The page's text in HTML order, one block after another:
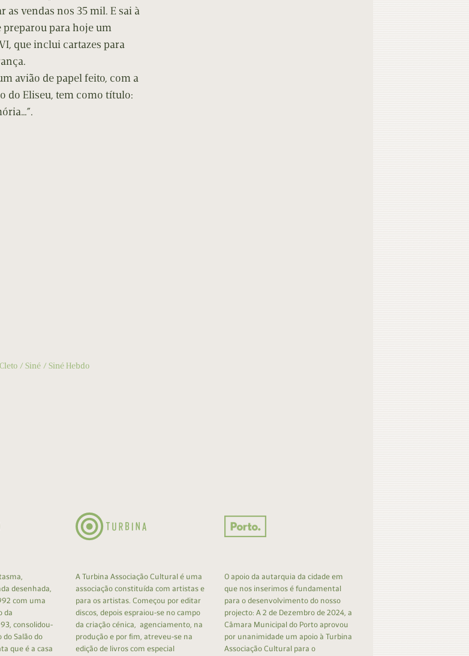
as vendas nos 35 mil. E sai à
preparou para hoje um
que inclui cartazes para
avião de papel feito, com a
do Eliseu, tem como título:
Siné Siné Hebdo
desenhada,
com uma
da
consolidou-
do Salão do
que é a casa
A Turbina Associação Cultural é uma
associação constituída com artistas e
para os artistas. Começou por editar
discos, depois espraiou-se no campo
da criação cénica, agenciamento, na
produção e por fim, atreveu-se na
edição de livros com especial
O apoio da autarquia da cidade em
que nos inserimos é fundamental
para o desenvolvimento do nosso
projecto: A 2 de Dezembro de 2024, a
Câmara Municipal do Porto aprovou
por unanimidade um apoio à Turbina
Associação Cultural para o